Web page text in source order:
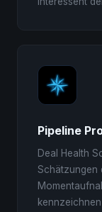
Pipeline
Deal Health
Schätzungen